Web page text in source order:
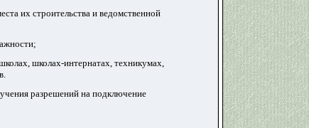
их строительства и ведомственной
школах-интернатах, техникумах,
разрешений на подключение